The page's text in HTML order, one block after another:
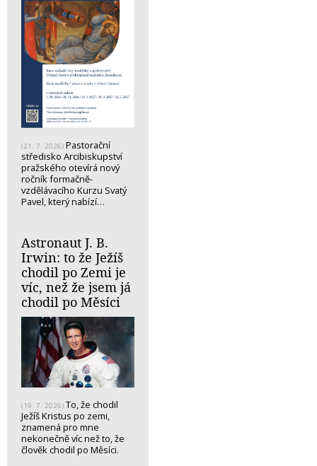
(21. 7. 2026) Pastorační
středisko Arcibiskupství
pražského otevírá nový
ročník formačně-
vzdělávacího Kurzu Svatý
Pavel, který nabízí…
Astronaut J. B.
Irwin: to že Ježíš
chodil po Zemi je
víc, než že jsem já
chodil po Měsíci
(19. 7. 2026) To, že chodil
Ježíš Kristus po zemi,
znamená pro mne
nekonečně víc než to, že
člověk chodil po Měsíci.